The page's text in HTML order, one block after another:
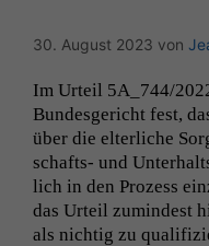
30. August 2023 von
Im Urteil 5A_744/
Bun­des­gericht fest,
über die elter­liche
schafts- und
lich in den Prozess
das Urteil zumin­d­est
als nichtig zu